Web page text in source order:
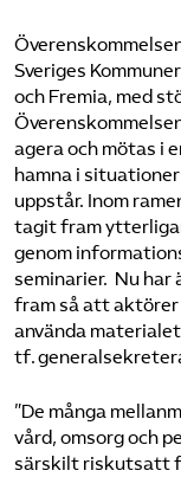
Sveriges
och Fremia, med
agera och mötas i
hamna i
uppstår. Inom
tagit fram
genom
seminarier. Nu
fram så att
använda
tf.
”De många
vård, omsorg och
särskilt riskutsatt